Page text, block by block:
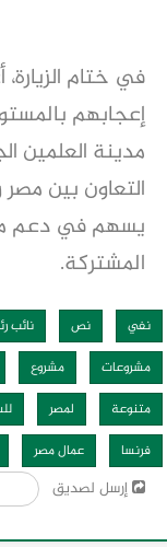
في ختام
إعجابهم
مدينة العلمين
التعاون بين
يسهم في دعم
المشتركة.
نفي نص نائب
مشروعات
مشروع
متنوعة
لمصر
فرنسا
عمال مصر
إرسل لصديقFacebook